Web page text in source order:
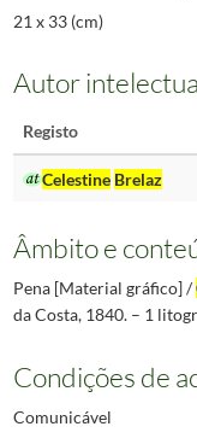
21 x 33 (cm)
Autor
Registo
Celestine Brelaz
Âmbito e
Pena [Material gráfico] /
da Costa, 1840. – 1
Condições de
Comunicável